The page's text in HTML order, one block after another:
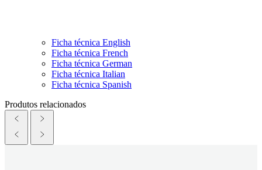
Ficha técnica English
Ficha técnica French
Ficha técnica German
Ficha técnica Italian
Ficha técnica Spanish
Produtos relacionados